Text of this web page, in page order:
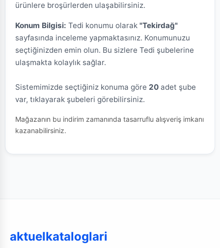
ürünlere broşürlerden ulaşabilirsiniz.
Konum Bilgisi: Tedi konumu olarak "Tekirdağ"
sayfasında inceleme yapmaktasınız. Konumunuzu
seçtiğinizden emin olun. Bu sizlere Tedi şubelerine
ulaşmakta kolaylık sağlar.
Sistemimizde seçtiğiniz konuma göre 20 adet şube
var, tıklayarak şubeleri görebilirsiniz.
Mağazanın bu indirim zamanında tasarruflu alışveriş imkanı
kazanabilirsiniz.
aktuelkataloglari